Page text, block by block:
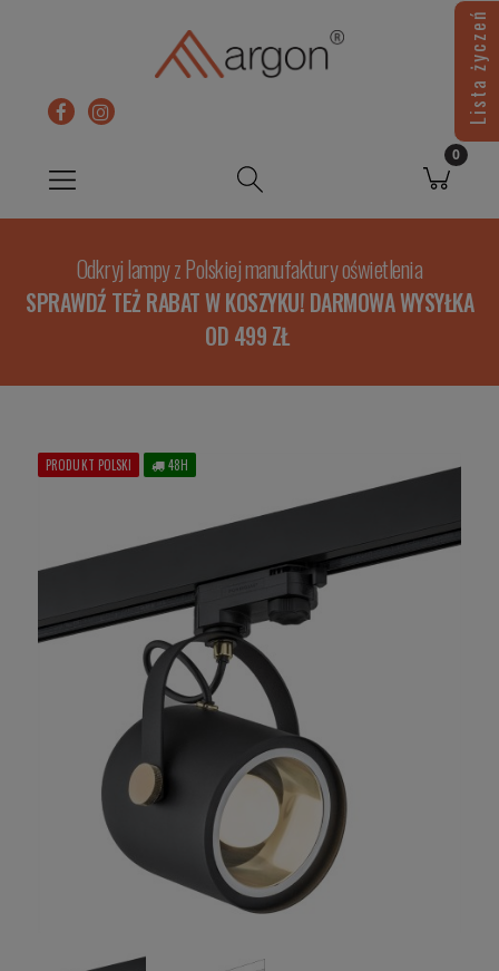
Odkryj lampy z Polskiej manufaktury oświetlenia
SPRAWDŹ TEŻ RABAT W KOSZYKU! DARMOWA WYSYŁKA
OD 499 ZŁ
PRODUKT POLSKI 48H
Lista życzeń